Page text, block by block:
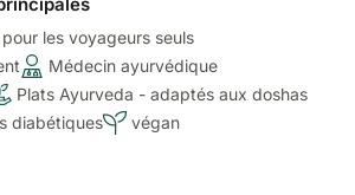
les voyageurs seuls
Médecin ayurvédique
Plats Ayurveda - adaptés aux doshas
diabétiques
végan